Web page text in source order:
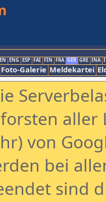
ENG ESP FAI FIN FRA GER GRE INA
Foto-Galerie Meldekartei
aller
von
bei
sind